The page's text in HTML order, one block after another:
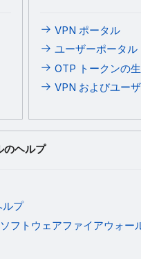
VPN ポータル
ユーザーポータル
OTP トークンの
VPN およびユー
のヘルプ
ルプ
フトウェアファイアウォー